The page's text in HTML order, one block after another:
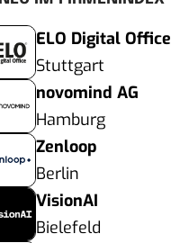
ELO Digital Office
Stuttgart
novomind AG
Hamburg
Zenloop
Berlin
VisionAI
Bielefeld